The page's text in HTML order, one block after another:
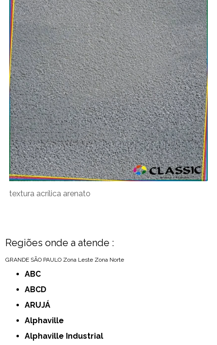
textura acrílica arenato
Regiões onde a atende :
GRANDE SÃO PAULO Zona Leste Zona Norte
ABC
ABCD
ARUJÁ
Alphaville
Alphaville Industrial